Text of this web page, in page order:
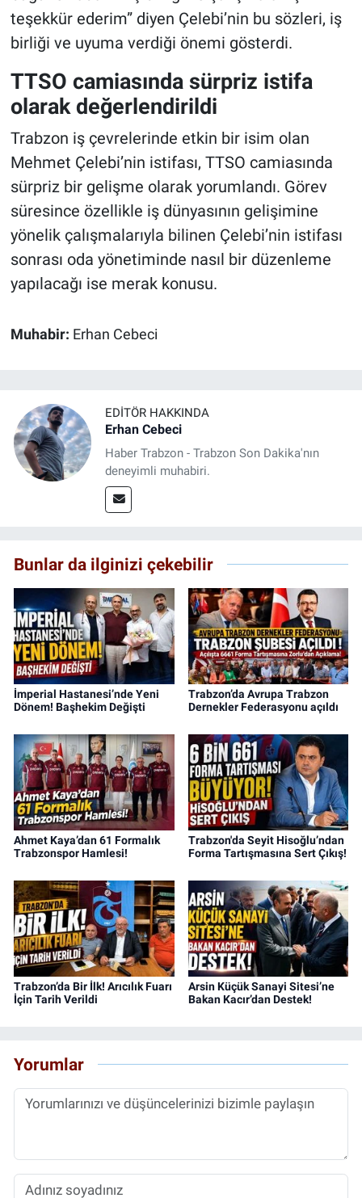
teşekkür ederim” diyen Çelebi’nin bu sözleri, iş
birliği ve uyuma verdiği önemi gösterdi.
TTSO camiasında sürpriz istifa
olarak değerlendirildi
Trabzon iş çevrelerinde etkin bir isim olan
Mehmet Çelebi’nin istifası, TTSO camiasında
sürpriz bir gelişme olarak yorumlandı. Görev
süresince özellikle iş dünyasının gelişimine
yönelik çalışmalarıyla bilinen Çelebi’nin istifası
sonrası oda yönetiminde nasıl bir düzenleme
yapılacağı ise merak konusu.
Muhabir: Erhan Cebeci
EDITÖR HAKKINDA
Erhan Cebeci
Haber Trabzon - Trabzon Son Dakika'nın
deneyimli muhabiri.
Bunlar da ilginizi çekebilir
İmperial Hastanesi’nde Yeni
Dönem! Başhekim Değişti
Trabzon’da Avrupa Trabzon
Dernekler Federasyonu açıldı
Ahmet Kaya’dan 61 Formalık
Trabzonspor Hamlesi!
Trabzon'da Seyit Hisoğlu’ndan
Forma Tartışmasına Sert Çıkış!
Trabzon’da Bir İlk! Arıcılık Fuarı
İçin Tarih Verildi
Arsin Küçük Sanayi Sitesi’ne
Bakan Kacır’dan Destek!
Yorumlar